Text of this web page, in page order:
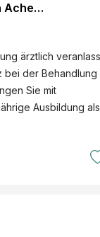
Achern
ärztlich
bei der Behandlung
Sie mit
Ausbildung